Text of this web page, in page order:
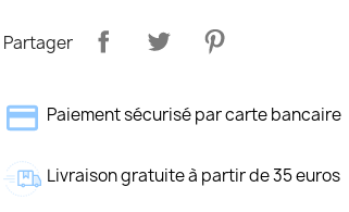
Partager
Paiement sécurisé par carte bancaire
Livraison gratuite à partir de 35 euros